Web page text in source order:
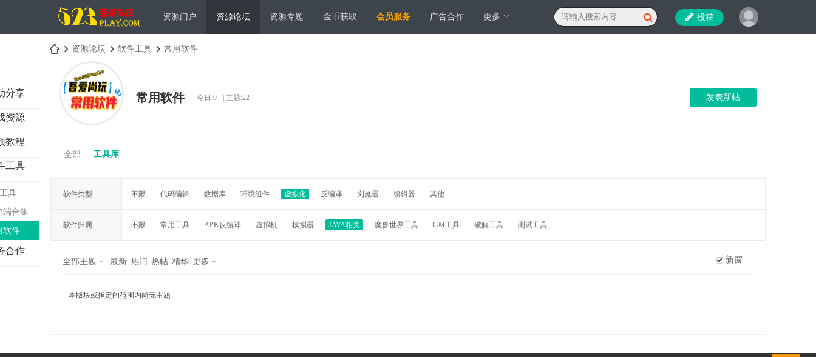
资源门户 资源论坛 资源专题 金币获取 会员服务 广告合作 更多 ﹀ 投稿
资源论坛
›
软件工具
›
常用软件
分享
资源
教程
工具
具
端合集
软件
合作
常用软件 今日:9 主题:22 发表新帖
全部 工具库
软件类型: 不限 代码编辑 数据库 环境组件 虚拟化 反编译 浏览器 编辑器 其他
软件归属: 不限 常用工具 APK反编译 虚拟机 模拟器 JAVA相关 魔兽世界工具 GM工具 破解工具 测试工具
新窗
全部主题 最新 热门 热帖 精华 更多
本版块或指定的范围内尚无主题